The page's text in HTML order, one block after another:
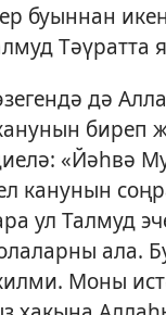
буыннан
Тәүратта
дә
биреп
«Йәһвә
канунын
ул Талмуд
ала.
Моны